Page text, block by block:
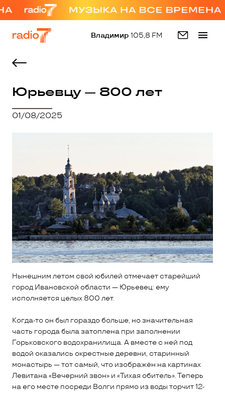
Владимир 105,8 FM
Юрьевцу — 800 лет
01/08/2025
Нынешним летом свой юбилей отмечает старейший
город Ивановской области — Юрьевец: ему
исполняется целых 800 лет.
Когда-то он был гораздо больше, но значительная
часть города была затоплена при заполнении
Горьковского водохранилища. А вместе с ней под
водой оказались окрестные деревни, старинный
монастырь — тот самый, что изображён на картинах
Левитана «Вечерний звон» и «Тихая обитель». Теперь
на его месте посреди Волги прямо из воды торчит 12-